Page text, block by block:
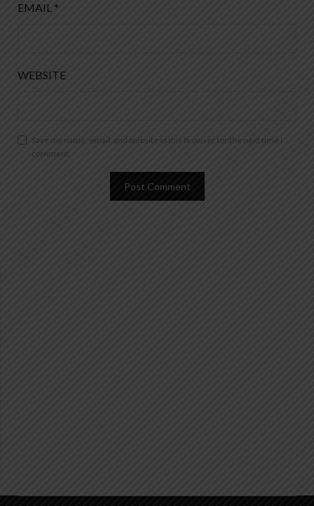
EMAIL *
WEBSITE
Save my name, email, and website in this browser for the next time I
comment.